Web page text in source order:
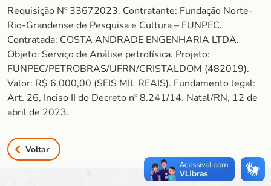
Requisição Nº 33672023. Contratante: Fundação Norte-
Rio-Grandense de Pesquisa e Cultura – FUNPEC.
Contratada: COSTA ANDRADE ENGENHARIA LTDA.
Objeto: Serviço de Análise petrofísica. Projeto:
FUNPEC/PETROBRAS/UFRN/CRISTALDOM (482019).
Valor: R$ 6.000,00 (SEIS MIL REAIS). Fundamento legal:
Art. 26, Inciso II do Decreto nº 8.241/14. Natal/RN, 12 de
abril de 2023.
Voltar